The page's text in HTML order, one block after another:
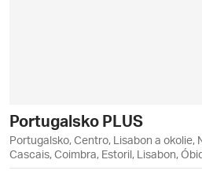
Portugalsko PLUS
Portugalsko, Centro, Lisabon a okolie,
Cascais, Coimbra, Estoril, Lisabon,
Tomar